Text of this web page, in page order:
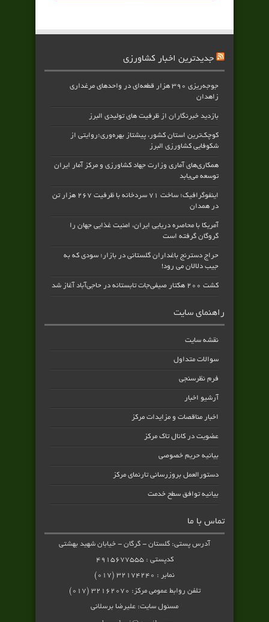
جدیدترین اخبار کشاورزی
جوجه‌ریزی ۳۹۰ هزار قطعه‌ای در واحدهای مرغداری
زاهدان
بازدید خبرنگاران از ظرفیت های تولیدی البرز
کوچک‌ترین استان کشور، پیشتاز بهره‌وری؛روایتی از
شکوفایی کشاورزی البرز
همکاری‌های آماری وزارت جهاد کشاورزی و مرکز آمار ایران
توسعه می‌یابد
اینفوگرافیک؛ ساخت ۷۱ سردخانه با ظرفیت ۲۶۷ هزار تن
در همدان
آمریکا با محاصره دریایی ایران، امنیت غذایی جهان را
گروگان گرفته است
حراج دسترنج باغداران گلستانی در بازار؛ سودی که به
جیب دلالان می رود!
کشت ۲۰۰ هکتار صیفی‌جات تابستانه در حاجی‌آباد آغاز شد
راهنمای سایت
نقشه سایت
سوالات متداول
فرم نظرسنجی
آرشیو اخبار
اخبار مناقصات و مزایدات مرکز
عضویت در کانال تاک مرکز
بیانیه حریم خصوصی
دستورالعمل بروزرسانی تارنمای مرکز
بیانیه توافق سطح خدمت
تماس با ما
آدرس پستی: گلستان - گرگان - خیابان شهید بهشتی
کدپستی : ۴۹۱۵۶۷۷۵۵۵
نمابر : ۳۲۱۷۴۲۴۰ (۰۱۷)
تلفن روابط عمومی مرکز: ۳۲۱۶۲۰۷۰ (۰۱۷)
مسئول سایت: علیرضا برسلانی